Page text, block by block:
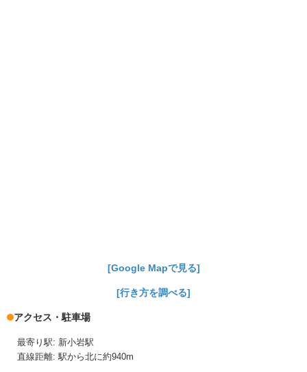
[Google Mapで見る]
[行き方を調べる]
アクセス・駐車場
最寄り駅: 新小岩駅
直線距離: 駅から北に約940m